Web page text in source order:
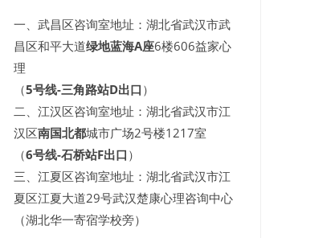
一、武昌区咨询室地址：湖北省武汉市武
昌区和平大道绿地蓝海A座6楼606益家心
理
（5号线-三角路站D出口 ）
二、江汉区咨询室地址：湖北省武汉市江
汉区南国北都城市广场2号楼1217室
（6号线-石桥站F出口 ）
三、江夏区咨询室地址：湖北省武汉市江
夏区江夏大道29号武汉楚康心理咨询中心
（湖北华一寄宿学校旁）